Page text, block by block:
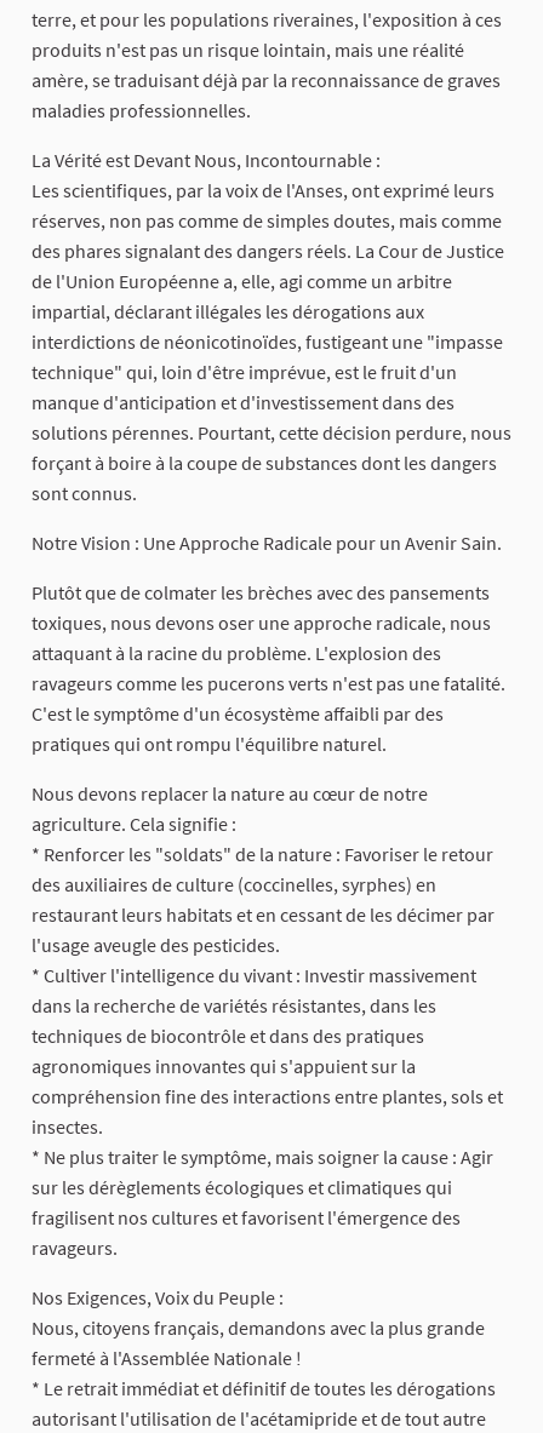
terre, et pour les populations riveraines, l'exposition à ces
produits n'est pas un risque lointain, mais une réalité
amère, se traduisant déjà par la reconnaissance de graves
maladies professionnelles.
La Vérité est Devant Nous, Incontournable :
Les scientifiques, par la voix de l'Anses, ont exprimé leurs
réserves, non pas comme de simples doutes, mais comme
des phares signalant des dangers réels. La Cour de Justice
de l'Union Européenne a, elle, agi comme un arbitre
impartial, déclarant illégales les dérogations aux
interdictions de néonicotinoïdes, fustigeant une "impasse
technique" qui, loin d'être imprévue, est le fruit d'un
manque d'anticipation et d'investissement dans des
solutions pérennes. Pourtant, cette décision perdure, nous
forçant à boire à la coupe de substances dont les dangers
sont connus.
Notre Vision : Une Approche Radicale pour un Avenir Sain.
Plutôt que de colmater les brèches avec des pansements
toxiques, nous devons oser une approche radicale, nous
attaquant à la racine du problème. L'explosion des
ravageurs comme les pucerons verts n'est pas une fatalité.
C'est le symptôme d'un écosystème affaibli par des
pratiques qui ont rompu l'équilibre naturel.
Nous devons replacer la nature au cœur de notre
agriculture. Cela signifie :
* Renforcer les "soldats" de la nature : Favoriser le retour
des auxiliaires de culture (coccinelles, syrphes) en
restaurant leurs habitats et en cessant de les décimer par
l'usage aveugle des pesticides.
* Cultiver l'intelligence du vivant : Investir massivement
dans la recherche de variétés résistantes, dans les
techniques de biocontrôle et dans des pratiques
agronomiques innovantes qui s'appuient sur la
compréhension fine des interactions entre plantes, sols et
insectes.
* Ne plus traiter le symptôme, mais soigner la cause : Agir
sur les dérèglements écologiques et climatiques qui
fragilisent nos cultures et favorisent l'émergence des
ravageurs.
Nos Exigences, Voix du Peuple :
Nous, citoyens français, demandons avec la plus grande
fermeté à l'Assemblée Nationale !
* Le retrait immédiat et définitif de toutes les dérogations
autorisant l'utilisation de l'acétamipride et de tout autre